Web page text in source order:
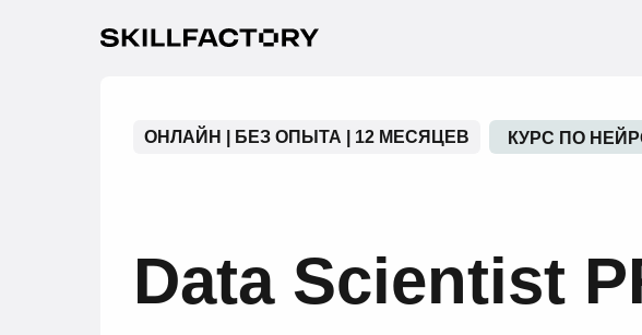
ОНЛАЙН | БЕЗ ОПЫТА | 12 МЕСЯЦЕВ
Data Scientist
КУРС ПО